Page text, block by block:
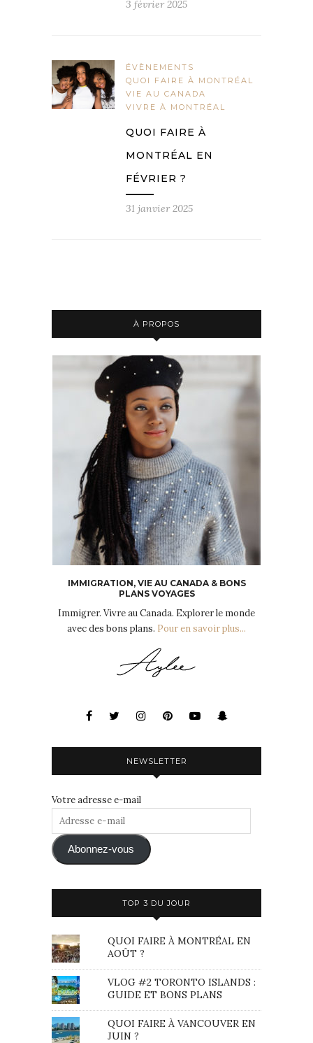
3 février 2025
ÉVÈNEMENTS
QUOI FAIRE À MONTRÉAL
VIE AU CANADA
VIVRE À MONTRÉAL
QUOI FAIRE À
MONTRÉAL EN
FÉVRIER ?
31 janvier 2025
À PROPOS
IMMIGRATION, VIE AU CANADA & BONS
PLANS VOYAGES
Immigrer. Vivre au Canada. Explorer le monde
avec des bons plans. Pour en savoir plus...
NEWSLETTER
Votre adresse e-mail
Adresse
mail Abonnez-vous
TOP 3 DU JOUR
QUOI FAIRE À MONTRÉAL EN
AOÛT ?
VLOG #2 TORONTO ISLANDS :
GUIDE ET BONS PLANS
QUOI FAIRE À VANCOUVER EN
JUIN ?